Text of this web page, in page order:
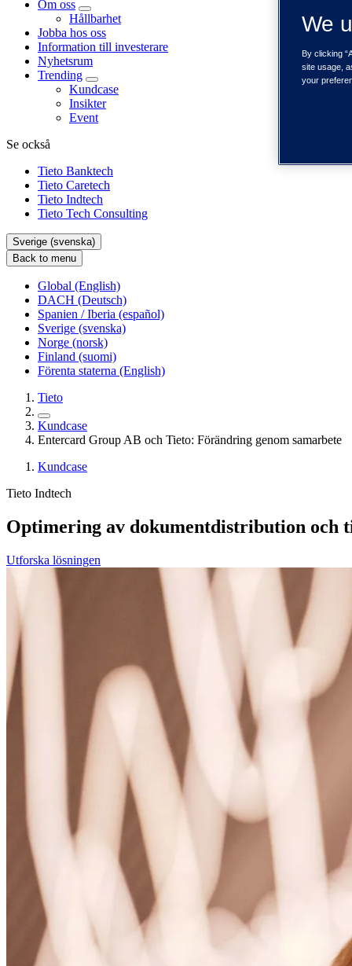
Om oss
Hållbarhet
Jobba hos oss
Information till investerare
Nyhetsrum
Trending
Kundcase
Insikter
Event
Se också
Tieto Banktech
Tieto Caretech
Tieto Indtech
Tieto Tech Consulting
Sverige (svenska)
Back to menu
Global (English)
DACH (Deutsch)
Spanien / Iberia (español)
Sverige (svenska)
Norge (norsk)
Finland (suomi)
Förenta staterna (English)
Tieto
Kundcase
Entercard Group AB och Tieto: Förändring genom samarbete
Kundcase
Tieto Indtech
Optimering av dokumentdistribution
Utforska lösningen
We
By clicking
site usage,
your